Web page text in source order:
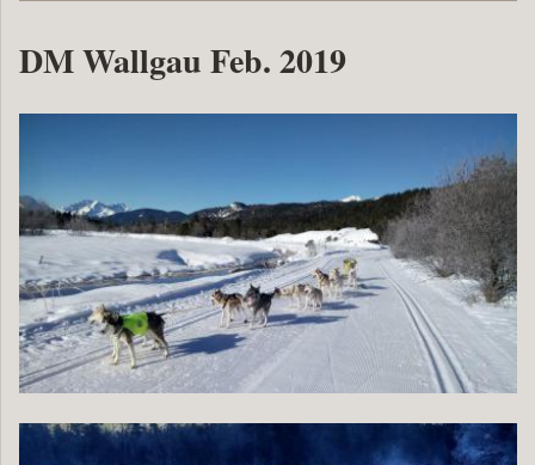
DM Wallgau Feb. 2019